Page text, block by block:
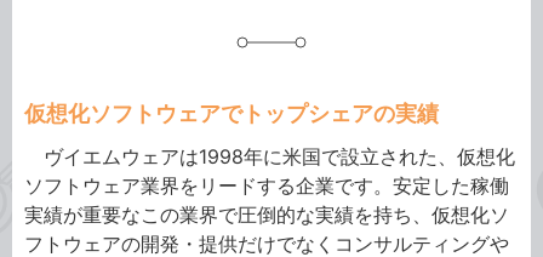
仮想化ソフトウェアでトップシェアの実績
ヴイエムウェアは1998年に米国で設立された、仮想化
ソフトウェア業界をリードする企業です。安定した稼働
実績が重要なこの業界で圧倒的な実績を持ち、仮想化ソ
フトウェアの開発・提供だけでなくコンサルティングや